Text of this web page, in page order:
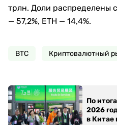
трлн. Доли распределены
— 57,2%, ETH — 14,4%.
BTC Криптовалютный
По
2026
в Китае